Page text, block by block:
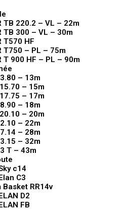
TB 220.2 – VL – 22m
TB 300 – VL – 30m
T570 HF
T750 – PL – 75m
T 900 HF – PL – 90m
– 13m
– 15m
– 17m
– 18m
– 20m
– 22m
– 28m
– 32m
T – 43m
c14
C3
Basket RR14v
D2
FB